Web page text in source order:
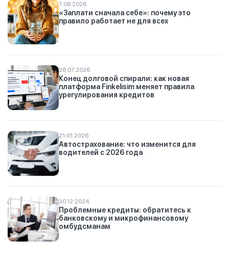
7.08.2026
«Заплати сначала себе»: почему это
правило работает не для всех
26.07.2026
Конец долговой спирали: как новая
платформа Finkelisim меняет правила
урегулирования кредитов
21.01.2026
Автострахование: что изменится для
водителей с 2026 года
30.12.2024
Проблемные кредиты: обратитесь к
банковскому и микрофинансовому
омбудсманам